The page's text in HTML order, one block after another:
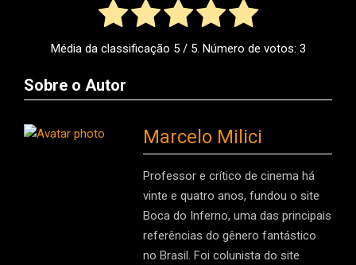
Média da classificação 5/ 5. Número de votos: 3
Sobre o Autor
Marcelo Milici
Professor e crítico de cinema há
vinte e quatro anos, fundou o site
Boca do Inferno, uma das principais
referências do gênero fantástico
no Brasil. Foi colunista do site